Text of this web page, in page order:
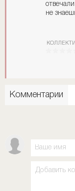
не
Комментарии